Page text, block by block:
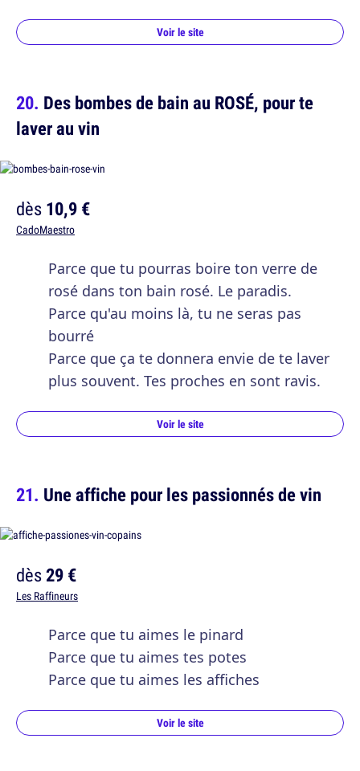
Voir le site
Des bombes de bain au ROSÉ, pour te
laver au vin
dès10,9 €
CadoMaestro
Parce que tu pourras boire ton verre de
rosé dans ton bain rosé. Le paradis.
Parce qu'au moins là, tu ne seras pas
bourré
Parce que ça te donnera envie de te laver
plus souvent. Tes proches en sont ravis.
Voir le site
Une affiche pour les passionnés de vin
dès29 €
Les Raffineurs
Parce que tu aimes le pinard
Parce que tu aimes tes potes
Parce que tu aimes les affiches
Voir le site